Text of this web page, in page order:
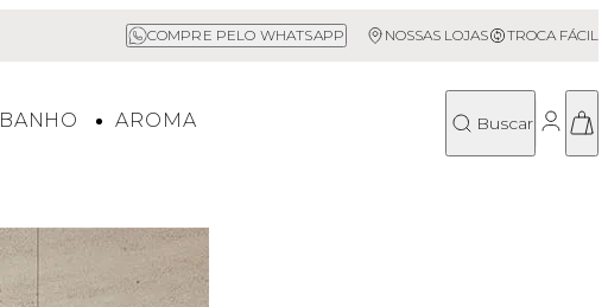
Frete Grátis acima de R$500* Sale até 50%
COMPRE PELO WHATSAPP NOSSAS LOJAS TROCA FÁCIL
BANHO AROMA Buscar